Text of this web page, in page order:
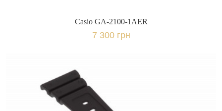
Casio GA-2100-1AER
7 300 грн